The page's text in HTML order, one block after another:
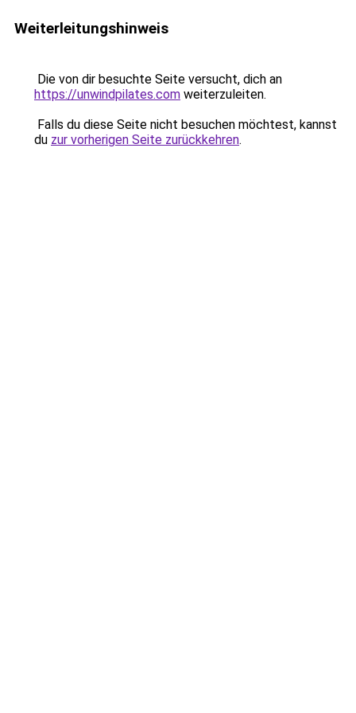
Weiterleitungshinweis
Die von dir besuchte Seite versucht, dich an
https://unwindpilates.com weiterzuleiten.
Falls du diese Seite nicht besuchen möchtest, kannst
du zur vorherigen Seite zurückkehren.